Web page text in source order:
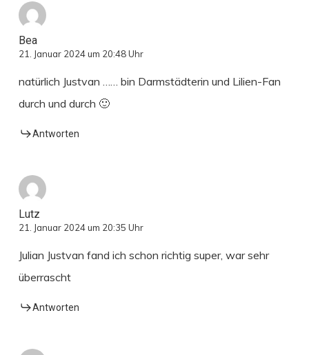
Bea
21. Januar 2024 um 20:48 Uhr
natürlich Justvan …… bin Darmstädterin und Lilien-Fan
durch und durch 🙂
Antworten
Lutz
21. Januar 2024 um 20:35 Uhr
Julian Justvan fand ich schon richtig super, war sehr
überrascht
Antworten